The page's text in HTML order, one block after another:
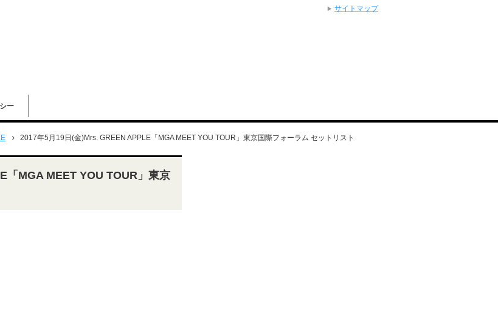
ー
2017年5月19日(金)Mrs. GREEN APPLE「MGA MEET YOU TOUR」東京国際フォーラム セットリスト
「MGA MEET YOU TOUR」東京
サイトマップ